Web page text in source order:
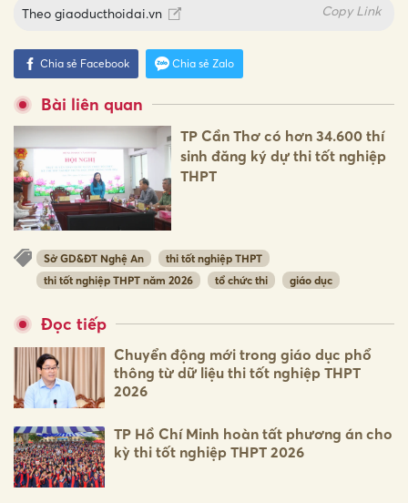
Theo giaoducthoidai.vn Copy Link
Chia sẻ Facebook Chia sẻ Zalo
Bài liên quan
TP Cần Thơ có hơn 34.600 thí
sinh đăng ký dự thi tốt nghiệp
THPT
Sở GD&ĐT Nghệ An
thi tốt nghiệp THPT
thi tốt nghiệp THPT năm 2026
tổ chức thi giáo dục
Đọc tiếp
Chuyển động mới trong giáo dục phổ
thông từ dữ liệu thi tốt nghiệp THPT
2026
TP Hồ Chí Minh hoàn tất phương án cho
kỳ thi tốt nghiệp THPT 2026